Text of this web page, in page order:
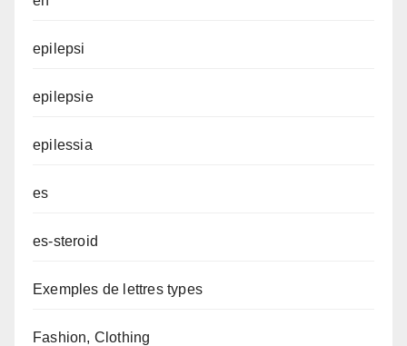
epilepsi
epilepsie
epilessia
es
es-steroid
Exemples de lettres types
Fashion, Clothing